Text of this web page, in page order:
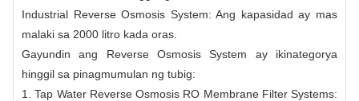
Industrial Reverse Osmosis System: Ang kapasidad ay mas
malaki sa 2000 litro kada oras.
Gayundin ang Reverse Osmosis System ay ikinategorya
hinggil sa pinagmumulan ng tubig:
1. Tap Water Reverse Osmosis RO Membrane Filter Systems: